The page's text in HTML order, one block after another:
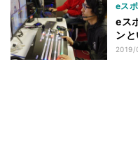
eス
eス
ン
2019/